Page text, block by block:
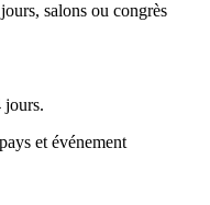
salons ou congrès
jours.
et événement